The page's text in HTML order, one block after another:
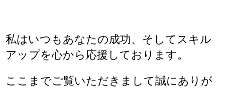
私はいつもあなたの成功、そしてスキル
アップを心から応援しております。
ここまでご覧いただきまして誠にありが